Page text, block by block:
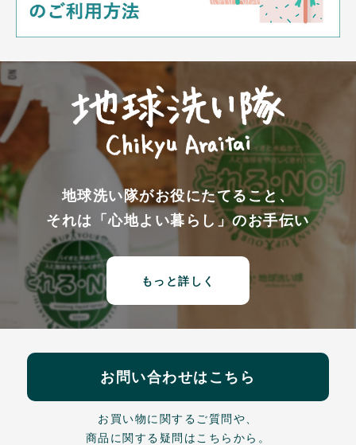
地球洗い隊がお役にたてること、
それは「心地よい暮らし」のお手伝い
もっと詳しく
お問い合わせはこちら
お買い物に関するご質問や、
商品に関する疑問はこちらから。